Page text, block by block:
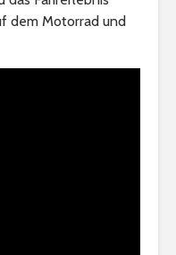
dem Motorrad und